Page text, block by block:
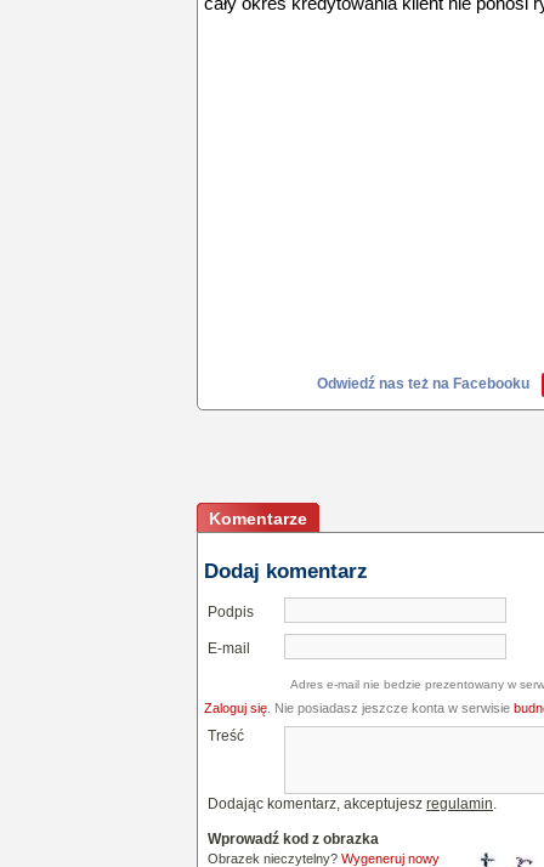
Odwiedź nas też na Facebooku
Komentarze
Dodaj komentarz
Podpis
E-mail
Adres e-mail nie bedzie prezentowany w
Zaloguj się . Nie posiadasz jeszcze konta w serwisie
Treść
Dodając komentarz, akceptujesz regulamin.
Wprowadź kod z obrazka
Obrazek nieczytelny? Wygeneruj nowy